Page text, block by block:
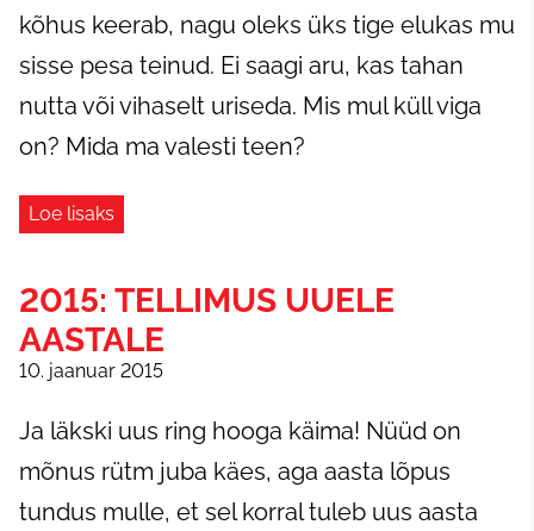
kõhus keerab, nagu oleks üks tige elukas mu
sisse pesa teinud. Ei saagi aru, kas tahan
nutta või vihaselt uriseda. Mis mul küll viga
on? Mida ma valesti teen?
Loe lisaks
2015: TELLIMUS UUELE
AASTALE
10. jaanuar 2015
Ja läkski uus ring hooga käima! Nüüd on
mõnus rütm juba käes, aga aasta lõpus
tundus mulle, et sel korral tuleb uus aasta